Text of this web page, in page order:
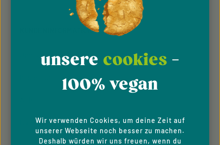
Ich habe dieDatenschutzbestimmungen
Kenntnis genommen und dieAGBgelesen und bin
mit ihnen einverstanden.
Datenschutzrichtlinie undNutzungsbedingungen
Die mit einem Stern (*) markierten Felder sind
Pflichtfelder.
KUNDENINFORMATION
Über Uns
Datenschutzhinweise
unsere cookies -
100% vegan
Wir verwenden Cookies, um deine Zeit auf
unserer Webseite noch besser zu machen.
Deshalb würden wir uns freuen, wenn du